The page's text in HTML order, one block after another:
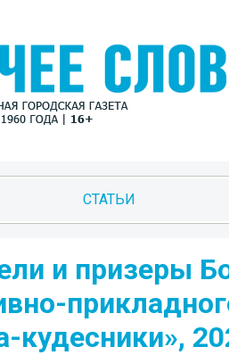
СТАТЬИ
и призеры
кудесники»,